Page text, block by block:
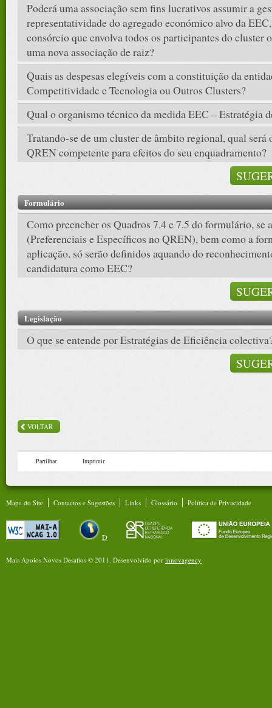
Poderá uma associação sem fins lucrativos assumir a
representatividade do agregado económico alvo da
consórcio que envolva todos os participantes do cluster
uma nova associação de raiz?
Quais as despesas elegíveis com a constituição da
Competitividade e Tecnologia ou Outros Clusters?
Qual o organismo técnico da medida EEC – Estratégia
Tratando-se de um cluster de âmbito regional, qual
QREN competente para efeitos do seu enquadramento?
Formulário
Como preencher os Quadros 7.4 e 7.5 do formulário,
(Preferenciais e Específicos no QREN), bem como a
aplicação, só serão definidos aquando do
candidatura como EEC?
Legislação
O que se entende por Estratégias de Eficiência
VOLTAR
Partilhar Imprimir
Mapa do Site Contactos e Sugestões Links Glossário Política de Privacidade
D
Mais Apoios Novos Desafios © 2011. Desenvolvido por innovagency